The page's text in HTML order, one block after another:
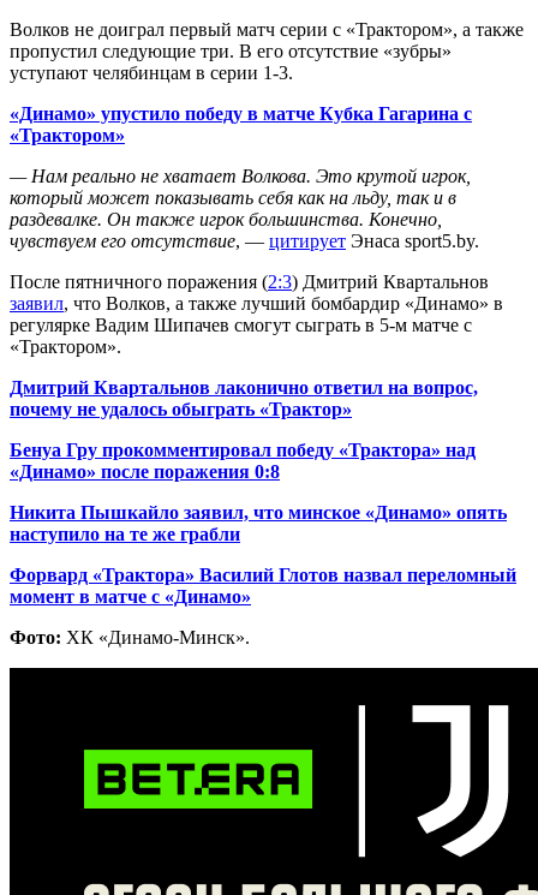
Волков не доиграл первый матч серии с «Трактором», а также
пропустил следующие три. В его отсутствие «зубры»
уступают челябинцам в серии 1-3.
«Динамо» упустило победу в матче Кубка Гагарина с
«Трактором»
— Нам реально не хватает Волкова. Это крутой игрок,
который может показывать себя как на льду, так и в
раздевалке. Он также игрок большинства. Конечно,
чувствуем его отсутствие, — цитирует Энаса sport5.by.
После пятничного поражения (2:3) Дмитрий Квартальнов
заявил, что Волков, а также лучший бомбардир «Динамо» в
регулярке Вадим Шипачев смогут сыграть в 5-м матче с
«Трактором».
Дмитрий Квартальнов лаконично ответил на вопрос,
почему не удалось обыграть «Трактор»
Бенуа Гру прокомментировал победу «Трактора» над
«Динамо» после поражения 0:8
Никита Пышкайло заявил, что минское «Динамо» опять
наступило на те же грабли
Форвард «Трактора» Василий Глотов назвал переломный
момент в матче с «Динамо»
Фото: ХК «Динамо-Минск».